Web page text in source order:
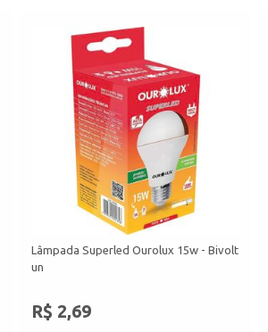
Lâmpada Superled Ourolux 15w - Bivolt
un
R$ 2,69